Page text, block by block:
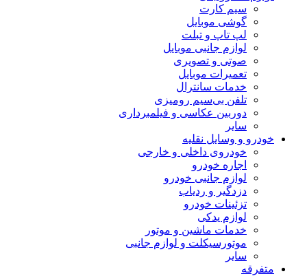
سیم کارت
گوشی موبایل
لپ تاپ و تبلت
لوازم جانبی موبایل
صوتی و تصویری
تعمیرات موبایل
خدمات سانترال
تلفن بی‌سیم رومیزی
دوربین عکاسی و فیلمبرداری
سایر
خودرو و وسایل نقلیه
خودروی داخلی و خارجی
اجاره خودرو
لوازم جانبی خودرو
دزدگیر و ردیاب
تزئینات خودرو
لوازم یدکی
خدمات ماشین و موتور
موتورسیکلت و لوازم جانبی
سایر
متفرقه